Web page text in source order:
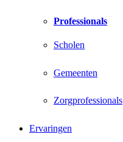
Professionals
Scholen
Gemeenten
Zorgprofessionals
Ervaringen